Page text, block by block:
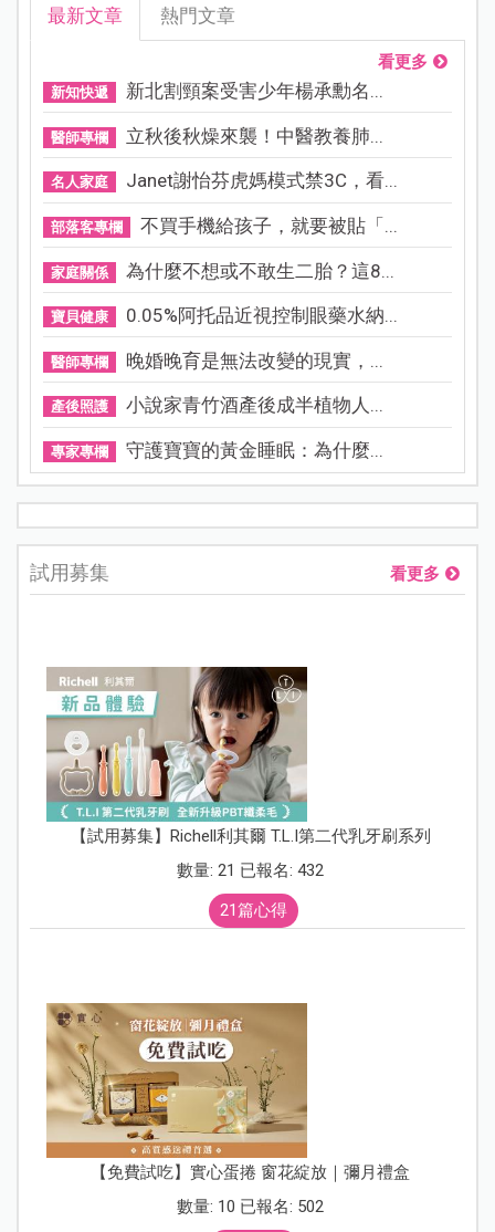
最新文章 熱門文章
看更多
新知快遞 新北割頸案受害少年楊承勳名...
醫師專欄 立秋後秋燥來襲！中醫教養肺...
名人家庭 Janet謝怡芬虎媽模式禁3C，看...
部落客專欄 不買手機給孩子，就要被貼「...
家庭關係 為什麼不想或不敢生二胎？這8...
寶貝健康 0.05%阿托品近視控制眼藥水納...
醫師專欄 晚婚晚育是無法改變的現實，...
產後照護 小說家青竹酒產後成半植物人...
專家專欄 守護寶寶的黃金睡眠：為什麼...
試用募集 看更多
【試用募集】Richell利其爾 T.L.I第二代乳牙刷系列
數量: 21 已報名: 432
21篇心得
【免費試吃】實心蛋捲 窗花綻放｜彌月禮盒
數量: 10 已報名: 502